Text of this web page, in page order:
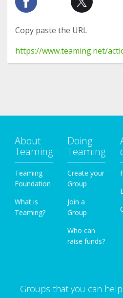
Copy paste the URL
https://www.teaming.net/
About
Teaming
Teaming
Foundation
What is
Teaming?
Doing
Teaming
Create your
Group
Join a
Group
Who can
raise funds?
Groups that you can